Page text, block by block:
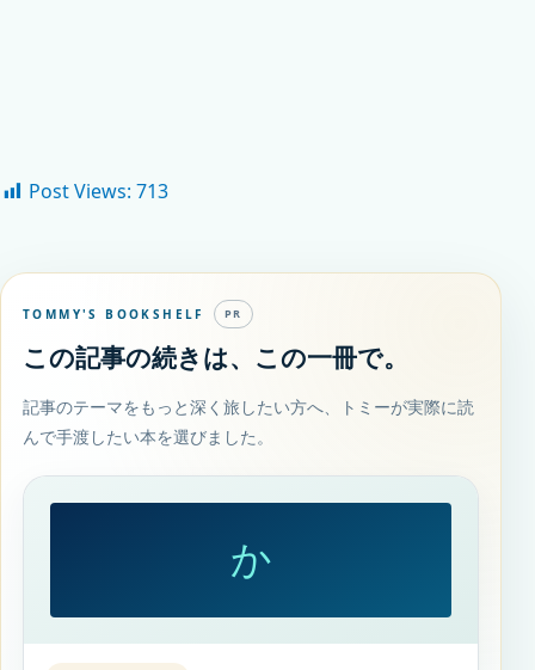
Post Views: 713
TOMMY'S BOOKSHELF PR
この記事の続きは、この一冊で。
記事のテーマをもっと深く旅したい方へ、トミーが実際に読
んで手渡したい本を選びました。
か